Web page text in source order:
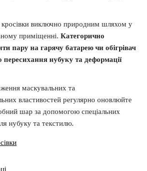
кросівки виключно природним шляхом у
приміщенні. Категорично
пару на гарячу батарею чи обігрівач
нубуку та деформації
маскувальних та
властивостей регулярно оновлюйте
шар за допомогою спеціальних
нубуку та текстилю.